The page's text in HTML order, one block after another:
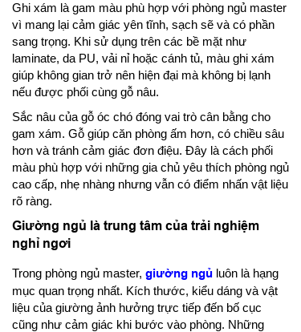
Ghi xám là gam màu phù hợp với phòng ngủ master
vì mang lại cảm giác yên tĩnh, sạch sẽ và có phần
sang trọng. Khi sử dụng trên các bề mặt như
laminate, da PU, vải nỉ hoặc cánh tủ, màu ghi xám
giúp không gian trở nên hiện đại mà không bị lạnh
nếu được phối cùng gỗ nâu.
Sắc nâu của gỗ óc chó đóng vai trò cân bằng cho
gam xám. Gỗ giúp căn phòng ấm hơn, có chiều sâu
hơn và tránh cảm giác đơn điệu. Đây là cách phối
màu phù hợp với những gia chủ yêu thích phòng ngủ
cao cấp, nhẹ nhàng nhưng vẫn có điểm nhấn vật liệu
rõ ràng.
Giường ngủ là trung tâm của trải nghiệm
nghỉ ngơi
Trong phòng ngủ master, giường ngủ luôn là hạng
mục quan trọng nhất. Kích thước, kiểu dáng và vật
liệu của giường ảnh hưởng trực tiếp đến bố cục
cũng như cảm giác khi bước vào phòng. Những